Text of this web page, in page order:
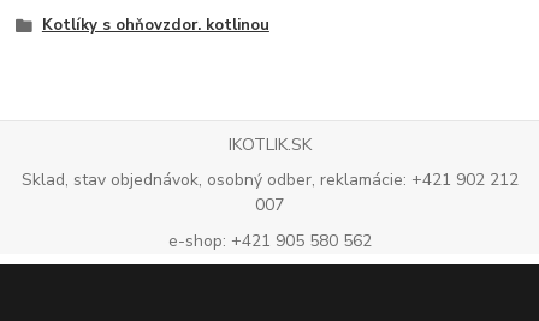
Kotlíky s ohňovzdor. kotlinou
IKOTLIK.SK
Sklad, stav objednávok, osobný odber, reklamácie: +421 902 212
007
e-shop: +421 905 580 562